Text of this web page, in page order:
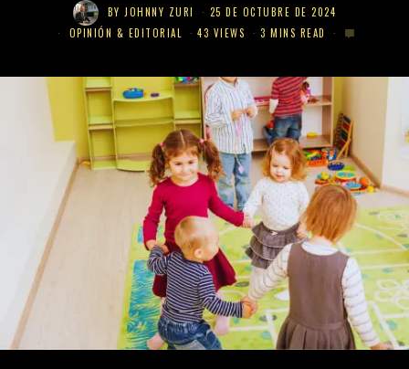
BYJOHNNY ZURI
25 DE OCTUBRE DE 2024
OPINIÓN & EDITORIAL
43 VIEWS 3 MINS READ